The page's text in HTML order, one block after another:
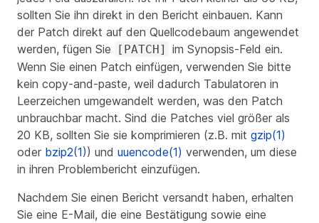
sollten Sie ihn direkt in den Bericht einbauen. Kann
der Patch direkt auf den Quellcodebaum angewendet
werden, fügen Sie
[PATCH]
im Synopsis-Feld ein.
Wenn Sie einen Patch einfügen, verwenden Sie bitte
kein copy-and-paste, weil dadurch Tabulatoren in
Leerzeichen umgewandelt werden, was den Patch
unbrauchbar macht. Sind die Patches viel größer als
20 KB, sollten Sie sie komprimieren (z.B. mit gzip(1)
oder bzip2(1)) und uuencode(1) verwenden, um diese
in ihren Problembericht einzufügen.
Nachdem Sie einen Bericht versandt haben, erhalten
Sie eine E-Mail, die eine Bestätigung sowie eine